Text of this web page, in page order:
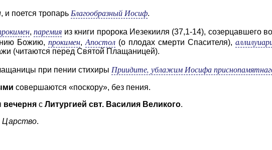
, и поется тропарь Благообразный Иосиф.
,паремия из книги пророка Иезекииля (37,1-14), созерцавшего
Божию, прокимен, Апостол(о плодах смерти Спасителя),
(читаются перед Святой Плащаницей).
при пении стихиры Приидите, ублажим Иосифа
совершаются «поскору», без пения.
вечерня с Литургией свт. Василия Великого.
Царство.